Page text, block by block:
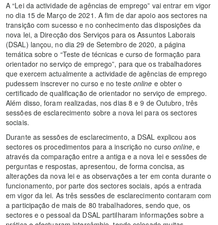
A “Lei da actividade de agências de emprego” vai entrar em vigor
no dia 15 de Março de 2021. A fim de dar apoio aos sectores na
transição com sucesso e no conhecimento das disposições da
nova lei, a Direcção dos Serviços para os Assuntos Laborais
(DSAL) lançou, no dia 29 de Setembro de 2020, a página
temática sobre o “Teste de técnicas e curso de formação para
orientador no serviço de emprego”, para que os trabalhadores
que exercem actualmente a actividade de agências de emprego
pudessem inscrever no curso e no teste online e obter o
certificado de qualificação de orientador no serviço de emprego.
Além disso, foram realizadas, nos dias 8 e 9 de Outubro, três
sessões de esclarecimento sobre a nova lei para os sectores
sociais.
Durante as sessões de esclarecimento, a DSAL explicou aos
sectores os procedimentos para a inscrição no cursoonline, e
através da comparação entre a antiga e a nova lei e sessões de
perguntas e respostas, apresentou, de forma concisa, as
alterações da nova lei e as observações a ter em conta durante o
funcionamento, por parte dos sectores sociais, após a entrada
em vigor da lei. As três sessões de esclarecimento contaram com
a participação de mais de 80 trabalhadores, sendo que, os
sectores e o pessoal da DSAL partilharam informações sobre a